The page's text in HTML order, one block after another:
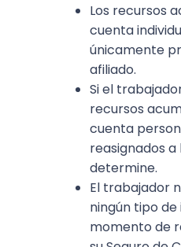
Los recursos
cuenta
únicamente
afiliado.
Si el
recursos
cuenta
reasignados
determine.
El trabajador
ningún tipo
momento de